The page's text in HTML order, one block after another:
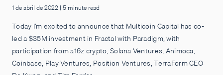
1 de abril de 2022 | 5 minute read
Today I’m excited to announce that Multicoin Capital has co-
led a $35M investment in Fractal with Paradigm, with
participation from a16z crypto, Solana Ventures, Animoca,
Coinbase, Play Ventures, Position Ventures, TerraForm CEO